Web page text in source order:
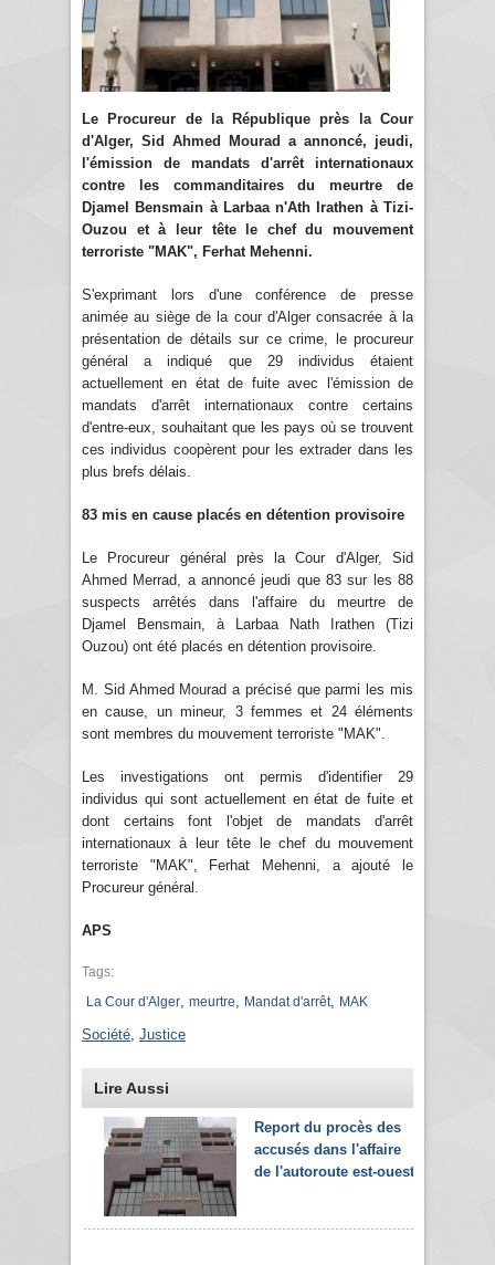
Le Procureur de la République près la Cour
d'Alger, Sid Ahmed Mourad a annoncé, jeudi,
l'émission de mandats d'arrêt internationaux
contre les commanditaires du meurtre de
Djamel Bensmain à Larbaa n'Ath Irathen à Tizi-
Ouzou et à leur tête le chef du mouvement
terroriste "MAK", Ferhat Mehenni.
S'exprimant lors d'une conférence de presse
animée au siège de la cour d'Alger consacrée à la
présentation de détails sur ce crime, le procureur
général a indiqué que 29 individus étaient
actuellement en état de fuite avec l'émission de
mandats d'arrêt internationaux contre certains
d'entre-eux, souhaitant que les pays où se trouvent
ces individus coopèrent pour les extrader dans les
plus brefs délais.
83 mis en cause placés en détention provisoire
Le Procureur général près la Cour d'Alger, Sid
Ahmed Merrad, a annoncé jeudi que 83 sur les 88
suspects arrêtés dans l'affaire du meurtre de
Djamel Bensmain, à Larbaa Nath Irathen (Tizi
Ouzou) ont été placés en détention provisoire.
M. Sid Ahmed Mourad a précisé que parmi les mis
en cause, un mineur, 3 femmes et 24 éléments
sont membres du mouvement terroriste "MAK".
Les investigations ont permis d'identifier 29
individus qui sont actuellement en état de fuite et
dont certains font l'objet de mandats d'arrêt
internationaux à leur tête le chef du mouvement
terroriste "MAK", Ferhat Mehenni, a ajouté le
Procureur général.
APS
Tags:
La Cour d'Alger meurtre Mandat d'arrêt, MAK
Société Justice
Lire Aussi
Report du procès des
accusés dans l'affaire
de l'autoroute est-ouest